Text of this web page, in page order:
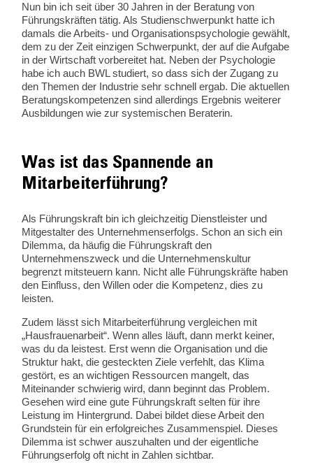
Nun bin ich seit über 30 Jahren in der Beratung von
Führungskräften tätig. Als Studienschwerpunkt hatte ich
damals die Arbeits- und Organisationspsychologie gewählt,
dem zu der Zeit einzigen Schwerpunkt, der auf die Aufgabe
in der Wirtschaft vorbereitet hat. Neben der Psychologie
habe ich auch BWL studiert, so dass sich der Zugang zu
den Themen der Industrie sehr schnell ergab. Die aktuellen
Beratungskompetenzen sind allerdings Ergebnis weiterer
Ausbildungen wie zur systemischen Beraterin.
Was ist das Spannende an
Mitarbeiterführung?
Als Führungskraft bin ich gleichzeitig Dienstleister und
Mitgestalter des Unternehmenserfolgs. Schon an sich ein
Dilemma, da häufig die Führungskraft den
Unternehmenszweck und die Unternehmenskultur
begrenzt mitsteuern kann. Nicht alle Führungskräfte haben
den Einfluss, den Willen oder die Kompetenz, dies zu
leisten.
Zudem lässt sich Mitarbeiterführung vergleichen mit
„Hausfrauenarbeit“. Wenn alles läuft, dann merkt keiner,
was du da leistest. Erst wenn die Organisation und die
Struktur hakt, die gesteckten Ziele verfehlt, das Klima
gestört, es an wichtigen Ressourcen mangelt, das
Miteinander schwierig wird, dann beginnt das Problem.
Gesehen wird eine gute Führungskraft selten für ihre
Leistung im Hintergrund. Dabei bildet diese Arbeit den
Grundstein für ein erfolgreiches Zusammenspiel. Dieses
Dilemma ist schwer auszuhalten und der eigentliche
Führungserfolg oft nicht in Zahlen sichtbar.